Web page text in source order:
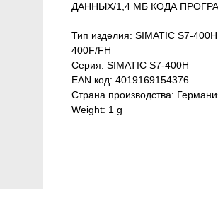
ДАННЫХ/1,4 МБ КОДА
Тип изделия: SIMATIC S7-
400F/FH
Серия: SIMATIC S7-400H
EAN код: 4019169154376
Страна производства:
Weight: 1 g